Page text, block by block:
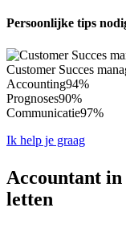
Persoonlijke tips
Customer Succes
Accounting94%
Prognoses90%
Communicatie97%
Ik help je graag
Accountant in
letten